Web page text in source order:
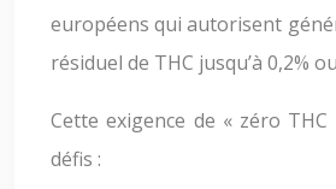
européens qui autorisent
résiduel de THC jusqu’à 0,2%
Cette exigence de « zéro
défis :